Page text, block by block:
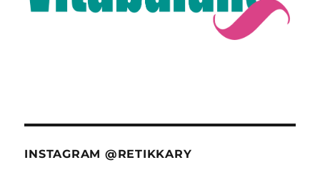
INSTAGRAM @RETIKKARY